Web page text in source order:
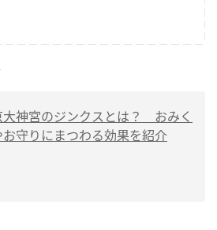
大神宮のジンクスとは？ おみく
お守りにまつわる効果を紹介